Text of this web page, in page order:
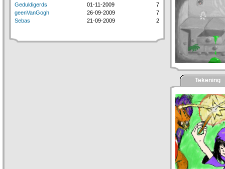
Geduldigerds
01-11-2009
7
geenVanGogh
26-09-2009
7
Sebas
21-09-2009 2
Tekening